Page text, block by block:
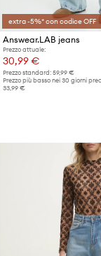
extra -5%* con codice OFF
Answear.LAB jeans
Prezzo attuale:
30,99 €
Prezzo standard: 59,99 €
Prezzo più basso nei 30 giorni
33,99 €